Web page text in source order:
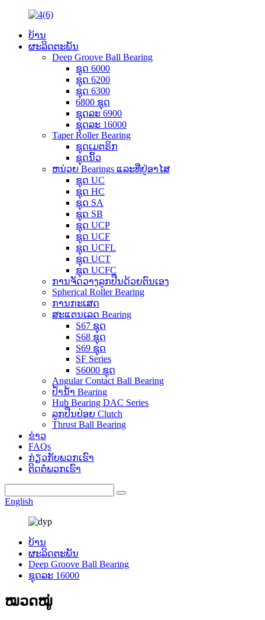
ບ້ານ
ຜະລິດຕະພັນ
Deep Groove Ball Bearing
ຊຸດ 6000
ຊຸດ 6200
ຊຸດ 6300
6800 ຊຸດ
ຊຸດລະ 6900
ຊຸດລະ 16000
Taper Roller Bearing
ຊຸດເມຕຣິກ
ຊຸດນິ້ວ
ຫນ່ວຍ Bearings ແລະທີ່ຢູ່ອາໄສ
ຊຸດ UC
ຊຸດ HC
ຊຸດ SA
ຊຸດ SB
ຊຸດ UCP
ຊຸດ UCF
ຊຸດ UCFL
ຊຸດ UCT
ຊຸດ UCFC
ການຈັດວາງລູກປືນດ້ວຍຕົນເອງ
Spherical Roller Bearing
ການກະເສດ
ສະແຕນເລດ Bearing
S67 ຊຸດ
S68 ຊຸດ
S69 ຊຸດ
SF Series
S6000 ຊຸດ
Angular Contact Ball Bearing
ປ້ຳນ້ຳ Bearing
Hub Bearing DAC Series
ລູກປືນປ່ອຍ Clutch
Thrust Ball Bearing
ຂ່າວ
FAQs
ກ່ຽວກັບພວກເຮົາ
ຕິດຕໍ່ພວກເຮົາ
English
ບ້ານ
ຜະລິດຕະພັນ
Deep Groove Ball Bearing
ຊຸດລະ 16000
ໝວດໝູ່